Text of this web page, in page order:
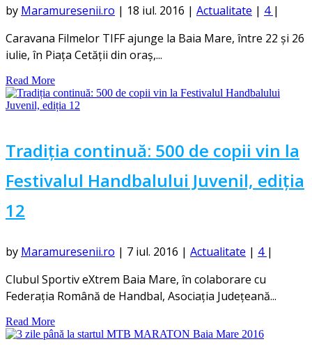
by Maramuresenii.ro | 18 iul. 2016 | Actualitate | 4 |
Caravana Filmelor TIFF ajunge la Baia Mare, între 22 și 26
iulie, în Piața Cetății din oraș,...
Read More
Tradiția continuă: 500 de copii vin la
Festivalul Handbalului Juvenil, ediția
12
by Maramuresenii.ro | 7 iul. 2016 | Actualitate | 4 |
Clubul Sportiv eXtrem Baia Mare, în colaborare cu
Federația Română de Handbal, Asociația Județeană...
Read More